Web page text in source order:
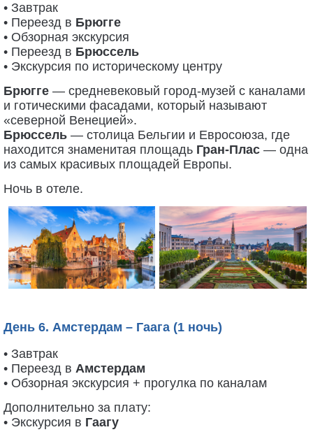
• Завтрак
• Переезд в Брюгге
• Обзорная экскурсия
• Переезд в Брюссель
• Экскурсия по историческому центру
Брюгге — средневековый город-музей с каналами
и готическими фасадами, который называют
«северной Венецией».
Брюссель — столица Бельгии и Евросоюза, где
находится знаменитая площадь Гран-Плас — одна
из самых красивых площадей Европы.
Ночь в отеле.
День 6. Амстердам – Гаага (1 ночь)
• Завтрак
• Переезд в Амстердам
• Обзорная экскурсия + прогулка по каналам
Дополнительно за плату:
• Экскурсия в Гаагу